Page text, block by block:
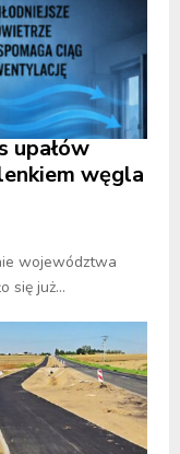
upałów
węgla
województwa
się już...